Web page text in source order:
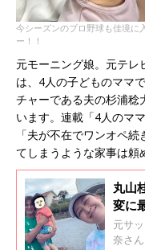
今シーズンのプロ野球も佳境に
ー！！
元モーニング娘。元テレ
は、4人の子どものママ
チャーである夫の杉浦稔
います。連載「4人のマ
「夫が不在でワンオペ
てしまうような家事は頼
丸山
変に
ん。
元サ
奈さ